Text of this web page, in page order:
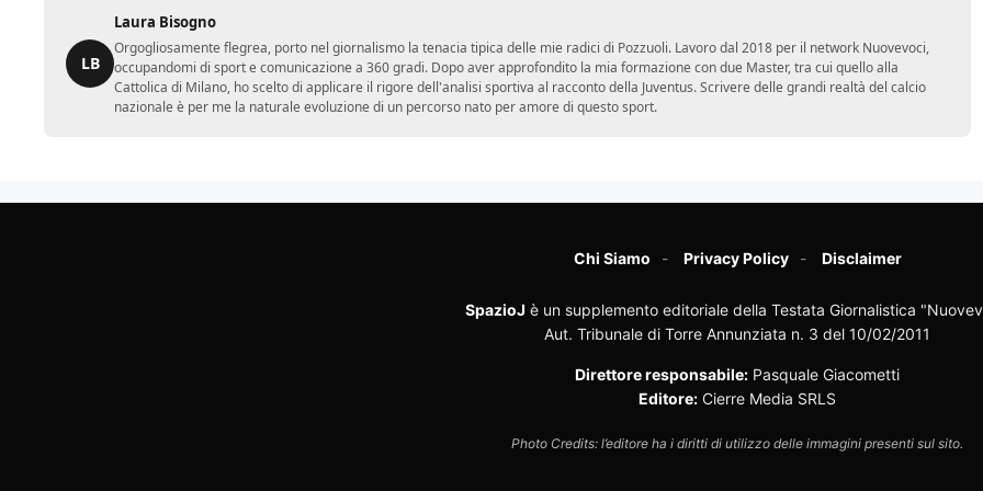
LB
Laura Bisogno
Orgogliosamente flegrea, porto nel giornalismo la tenacia tipica delle mie radici di Pozzuoli. Lavoro dal 2018 per il network Nuovevoci,
occupandomi di sport e comunicazione a 360 gradi. Dopo aver approfondito la mia formazione con due Master, tra cui quello alla
Cattolica di Milano, ho scelto di applicare il rigore dell'analisi sportiva al racconto della Juventus. Scrivere delle grandi realtà del calcio
nazionale è per me la naturale evoluzione di un percorso nato per amore di questo sport.
Chi Siamo Privacy Policy Disclaimer
SpazioJ è un supplemento editoriale della Testata Giornalistica
Aut. Tribunale di Torre Annunziata n. 3 del 10/02/2011
Direttore responsabile: Pasquale Giacometti
Editore: Cierre Media SRLS
Photo Credits: l’editore ha i diritti di utilizzo delle immagini presenti sul sito.